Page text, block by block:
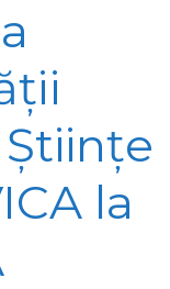
la